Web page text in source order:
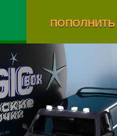
ПОПОЛНИТЬ